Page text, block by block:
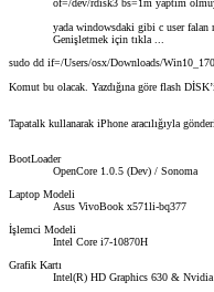
of=/dev/rdisk3 bs=1m yaptım
yada windowsdaki gibi c user falan
Genişletmek için tıkla ...
sudo dd if=/Users/osx/Downloads/
Komut bu olacak. Yazdığına göre flash
Tapatalk kullanarak iPhone aracılığıyla
BootLoader
OpenCore 1.0.5 (Dev) / Sonoma
Laptop Modeli
Asus VivoBook x571li-bq377
İşlemci Modeli
Intel Core i7-10870H
Grafik Kartı
Intel(R) HD Graphics 630 & Nvidia